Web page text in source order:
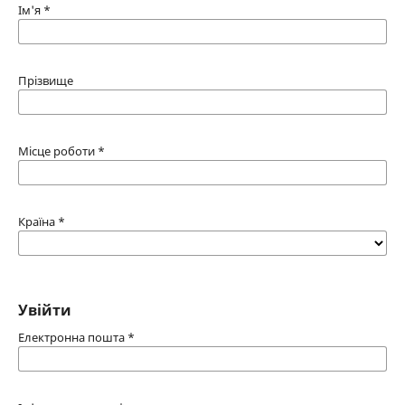
Ім'я *
Прізвище
Місце роботи *
Країна *
Увійти
Електронна пошта *